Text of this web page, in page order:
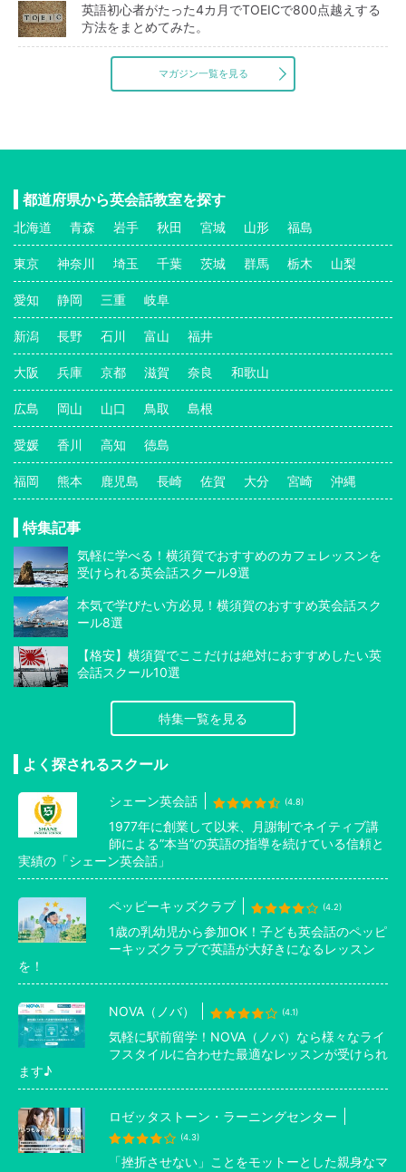
英語初心者がたった4カ月でTOEICで800点越えする
方法をまとめてみた。
マガジン一覧を見る
都道府県から英会話教室を探す
北海道 青森 岩手 秋田 宮城 山形 福島
東京 神奈川 埼玉 千葉 茨城 群馬 栃木 山梨
愛知 静岡 三重 岐阜
新潟 長野 石川 富山 福井
大阪 兵庫 京都 滋賀 奈良 和歌山
広島 岡山 山口 鳥取 島根
愛媛 香川 高知 徳島
福岡 熊本 鹿児島 長崎 佐賀 大分 宮崎 沖縄
特集記事
気軽に学べる！横須賀でおすすめのカフェレッスンを
受けられる英会話スクール9選
本気で学びたい方必見！横須賀のおすすめ英会話スク
ール8選
【格安】横須賀でここだけは絶対におすすめしたい英
会話スクール10選
特集一覧を見る
よく探されるスクール
シェーン英会話 (4.8)
1977年に創業して以来、月謝制でネイティブ講
師による”本当”の英語の指導を続けている信頼と
実績の「シェーン英会話」
ペッピーキッズクラブ (4.2)
1歳の乳幼児から参加OK！子ども英会話のペッピ
ーキッズクラブで英語が大好きになるレッスン
を！
NOVA（ノバ） (4.1)
気軽に駅前留学！NOVA（ノバ）なら様々なライ
フスタイルに合わせた最適なレッスンが受けられ
ます♪
ロゼッタストーン・ラーニングセンター
(4.3)
「挫折させない」ことをモットーとした親身なマ